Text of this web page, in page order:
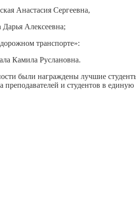
Анастасия Сергеевна,
Алексеевна;
транспорте»:
Камила Руслановна.
были награждены лучшие
и студентов в